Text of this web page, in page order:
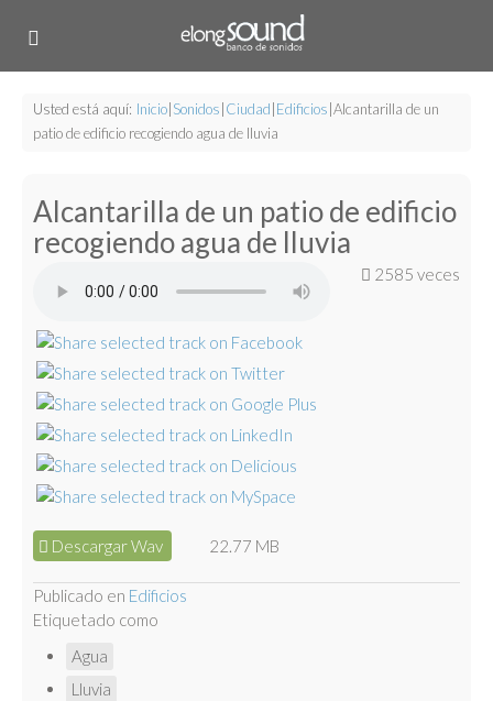
Usted está aquí: Inicio Sonidos Ciudad Edificios Alcantarilla de un
patio de edificio recogiendo agua de lluvia
Alcantarilla de un patio de edificio
recogiendo agua de lluvia
2585 veces
Descargar Wav 22.77 MB
Publicado en Edificios
Etiquetado como
Agua
Lluvia